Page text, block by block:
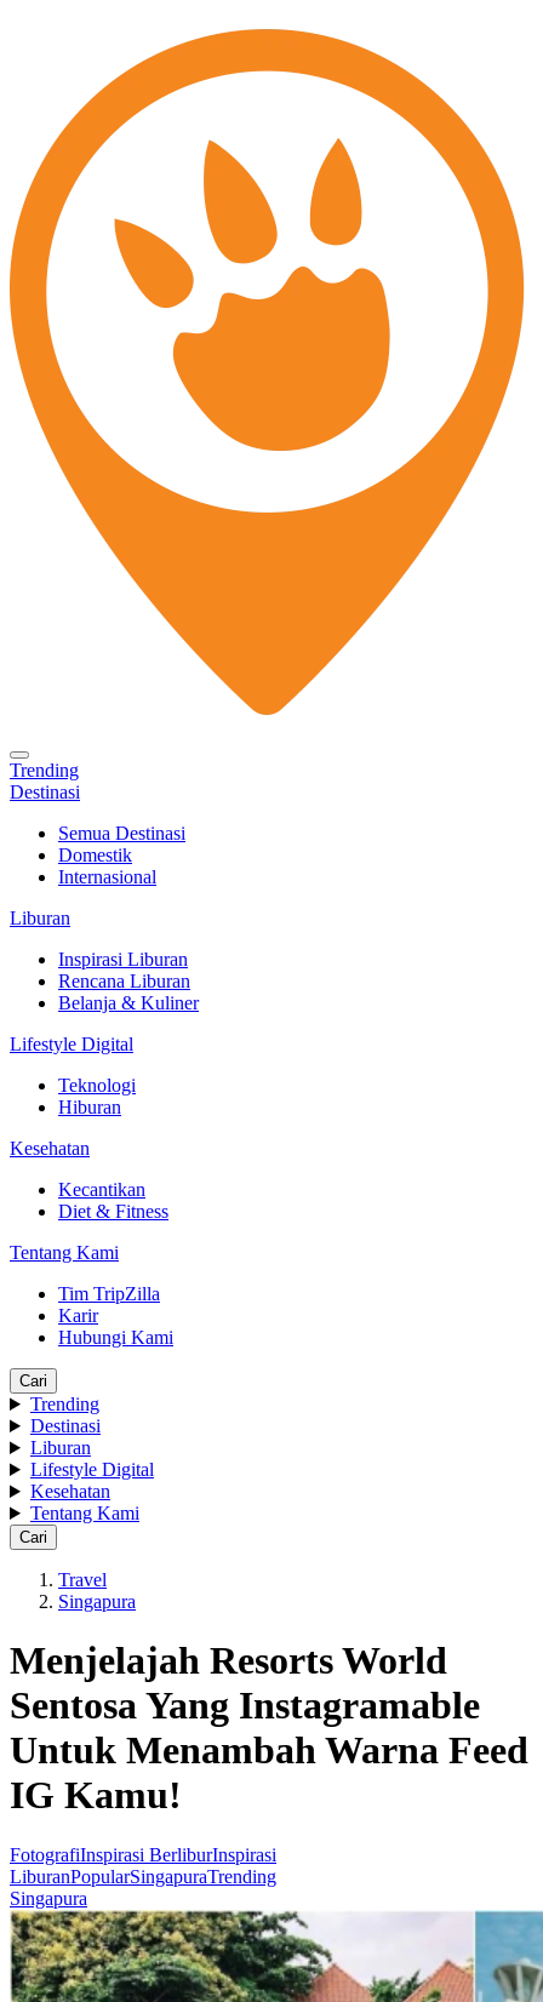
Trending
Destinasi
Semua Destinasi
Domestik
Internasional
Liburan
Inspirasi Liburan
Rencana Liburan
Belanja & Kuliner
Lifestyle Digital
Teknologi
Hiburan
Kesehatan
Kecantikan
Diet & Fitness
Tentang Kami
Tim TripZilla
Karir
Hubungi Kami
Cari
Trending
Destinasi
Liburan
Lifestyle Digital
Kesehatan
Tentang Kami
Cari
Travel
Singapura
Menjelajah Resorts World
Sentosa Yang Instagramable
Untuk Menambah Warna Feed
IG Kamu!
FotografiInspirasi BerliburInspirasi
LiburanPopularSingapuraTrending
Singapura